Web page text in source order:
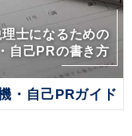
士になるための
自己PRの書き方
・自己PRガイド